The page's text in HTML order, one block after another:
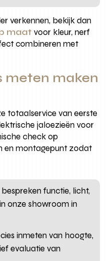
verkennen, bekijk dan
maat voor kleur, nerf
combineren met
meten maken
totaalservice van eerste
jaloezieën voor
check op
en montagepunt zodat
functie, licht,
onze showroom in
inmeten van hoogte,
evaluatie van